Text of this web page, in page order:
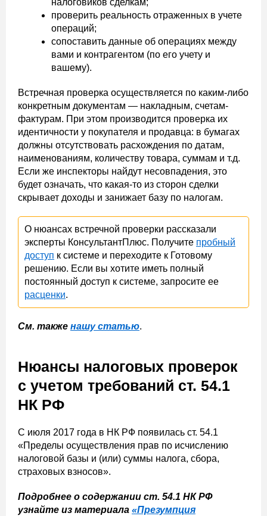
налоговиков сделкам;
проверить реальность отраженных в учете
операций;
сопоставить данные об операциях между
вами и контрагентом (по его учету и
вашему).
Встречная проверка осуществляется по каким-либо
конкретным документам — накладным, счетам-
фактурам. При этом производится проверка их
идентичности у покупателя и продавца: в бумагах
должны отсутствовать расхождения по датам,
наименованиям, количеству товара, суммам и т.д.
Если же инспекторы найдут несовпадения, это
будет означать, что какая-то из сторон сделки
скрывает доходы и занижает базу по налогам.
О нюансах встречной проверки рассказали
эксперты КонсультантПлюс. Получите пробный
доступ к системе и переходите к Готовому
решению. Если вы хотите иметь полный
постоянный доступ к системе, запросите ее
расценки.
См. также нашу статью.
Нюансы налоговых проверок
с учетом требований ст. 54.1
НК РФ
С июля 2017 года в НК РФ появилась ст. 54.1
«Пределы осуществления прав по исчислению
налоговой базы и (или) суммы налога, сбора,
страховых взносов».
Подробнее о содержании ст. 54.1 НК РФ
узнайте из материала «Презумпция